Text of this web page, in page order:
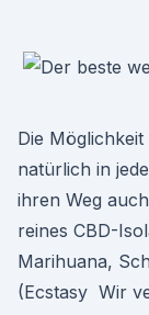
Die
natürlich in
ihren Weg
reines CBD-
Marihuana,
(Ecstasy Wir